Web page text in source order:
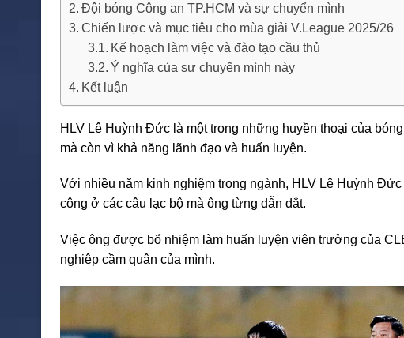
Đội bóng Công an TP.HCM và sự chuyển mình
Chiến lược và mục tiêu cho mùa giải V.League 2025/26
Kế hoạch làm việc và đào tạo cầu thủ
Ý nghĩa của sự chuyển mình này
Kết luận
HLV Lê Huỳnh Đức là một trong những huyền thoại của
mà còn vì khả năng lãnh đạo và huấn luyện.
Với nhiều năm kinh nghiệm trong ngành, HLV Lê Huỳnh
công ở các câu lạc bộ mà ông từng dẫn dắt.
Việc ông được bổ nhiệm làm huấn luyện viên trưởng của
nghiệp cầm quân của mình.